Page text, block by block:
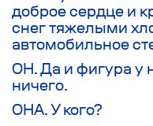
доброе сердце и
снег тяжелыми
автомобильное
ОН. Да и фигура у
ничего.
ОНА. У кого?